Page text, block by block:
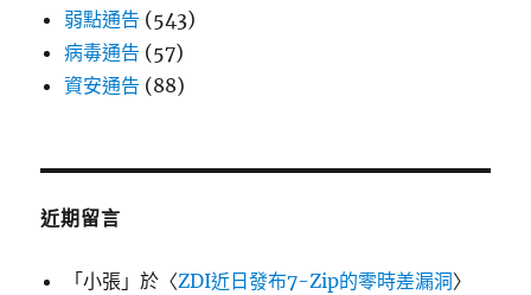
弱點通告 (543)
病毒通告 (57)
資安通告 (88)
近期留言
「小張 」於〈ZDI近日發布7-Zip的零時差漏洞〉